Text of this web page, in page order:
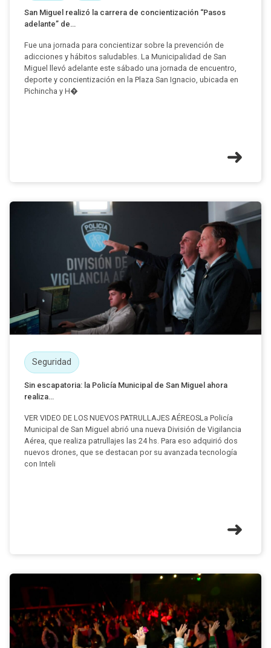
San Miguel realizó la carrera de concientización “Pasos
adelante” de...
Fue una jornada para concientizar sobre la prevención de
adicciones y hábitos saludables. La Municipalidad de San
Miguel llevó adelante este sábado una jornada de encuentro,
deporte y concientización en la Plaza San Ignacio, ubicada en
Pichincha y H�
Seguridad
Sin escapatoria: la Policía Municipal de San Miguel ahora
realiza...
VER VIDEO DE LOS NUEVOS PATRULLAJES AÉREOSLa Policía
Municipal de San Miguel abrió una nueva División de Vigilancia
Aérea, que realiza patrullajes las 24 hs. Para eso adquirió dos
nuevos drones, que se destacan por su avanzada tecnología
con Inteli